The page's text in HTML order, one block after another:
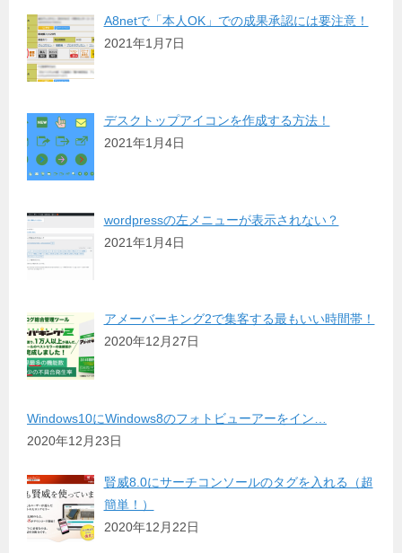
A8netで「本人OK」での成果承認には要注意！
2021年1月7日
デスクトップアイコンを作成する方法！
2021年1月4日
wordpressの左メニューが表示されない？
2021年1月4日
アメーバーキング2で集客する最もいい時間帯！
2020年12月27日
Windows10にWindows8のフォトビューアーをイン…
2020年12月23日
賢威8.0にサーチコンソールのタグを入れる（超
簡単！）
2020年12月22日